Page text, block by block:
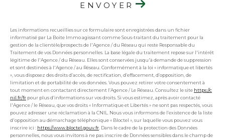
ENVOYER
Les informations recueillies sur ce formulaire sont enregistrées dans un fichier
informatisé par La Boite Immo agissant comme Sous-traitant du traitement pour la
gestion de la clientèle/prospects de l'Agence / du Réseau qui reste Responsable du
Traitement de vos Données personnelles. La base légale du traitement repose sur l'intérêt
légitime de l'Agence / du Réseau. Elles sont conservées jusqu'à demande de suppression
et sont destinées à l'Agence / au Réseau. Conformément à la loi « informatique et libertés
», vous disposez des droits d’accès, de rectification, d’effacement, d’opposition, de
limitation et de portabilité de vos données. Vous pouvez retirer votre consentement à
tout moment en contactant directement l’Agence / Le Réseau. Consultez le site https://c
nil.fr/fr pour plus d’informations sur vos droits. Si vous estimez, après avoir contacté
l'Agence / le Réseau, que vos droits « Informatique et Libertés » ne sont pas respectés, vous
pouvez adresser une réclamation à la CNIL. Nous vous informons de l’existence de la liste
d'opposition au démarchage téléphonique « Bloctel », sur laquelle vous pouvez vous
inscrire ici : https://www.bloctel.gouv.fr . Dans le cadre de la protection des Données
personnelles, nous vous invitons à ne pas inscrire de Données sensibles dans le champ de